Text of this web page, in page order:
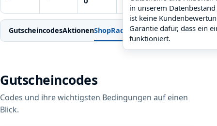
in unserem
ist keine
Garantie dafür, dass ein
funktioniert.
Prüfung
GutscheincodesAktionenShopRadarWeitere Gutscheine
Gutscheincodes
Codes und ihre wichtigsten Bedingungen auf einen
Blick.